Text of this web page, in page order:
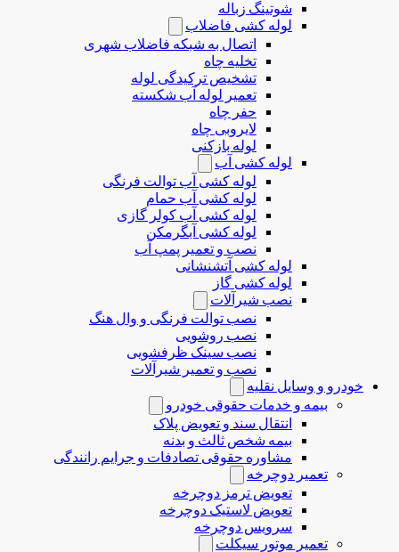
شوتینگ زباله
لوله كشی فاضلاب
اتصال به شبکه فاضلاب شهری
تخلیه چاه
تشخیص ترکیدگی لوله
تعمیر لوله آب شکسته
حفر چاه
لایروبی چاه
لوله بازکنی
لوله کشی آب
لوله کشی آب توالت فرنگی
لوله کشی آب حمام
لوله کشی آب کولر گازی
لوله کشی آبگرمکن
نصب و تعمیر پمپ آب
لوله کشی آتشنشانی
لوله کشی گاز
نصب شیرآلات
نصب توالت فرنگی و وال هنگ
نصب روشویی
نصب سینک ظرفشویی
نصب و تعمیر شیرآلات
خودرو و وسایل نقلیه
بیمه و خدمات حقوقی خودرو
انتقال سند و تعویض پلاک
بیمه شخص ثالث و بدنه
مشاوره حقوقی تصادفات و جرایم رانندگی
تعمیر دوچرخه
تعویض ترمز دوچرخه
تعویض لاستیک دوچرخه
سرویس دوچرخه
تعمیر موتور سیکلت